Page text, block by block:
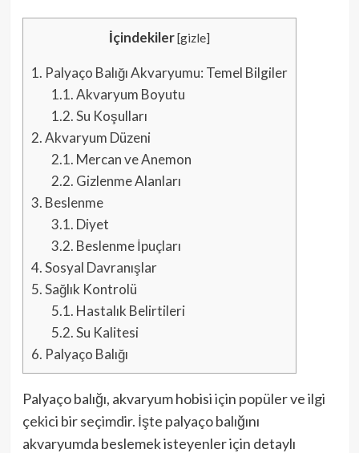
İçindekiler[gizle]
1. Palyaço Balığı Akvaryumu: Temel Bilgiler
1.1.Akvaryum Boyutu
1.2.Su Koşulları
2.Akvaryum Düzeni
2.1. Mercan ve Anemon
2.2. Gizlenme Alanları
3. Beslenme
3.1. Diyet
3.2. Beslenme İpuçları
4.Sosyal Davranışlar
5.Sağlık Kontrolü
5.1. Hastalık Belirtileri
5.2.Su Kalitesi
6. Palyaço Balığı
Palyaço balığı, akvaryum hobisi için popüler ve ilgi
çekici bir seçimdir. İşte palyaço balığını
akvaryumda beslemek isteyenler için detaylı